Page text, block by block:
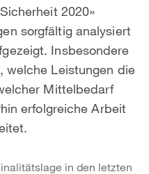
2020»
sorgfältig analysiert
Insbesondere
welche Leistungen die
Mittelbedarf
erfolgreiche Arbeit
in den letzten